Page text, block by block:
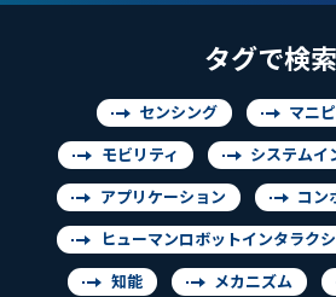
タグで検索
センシング マニ
モビリティ システムイ
アプリケーション コン
ヒューマンロボットインタラク
知能 メカニズム